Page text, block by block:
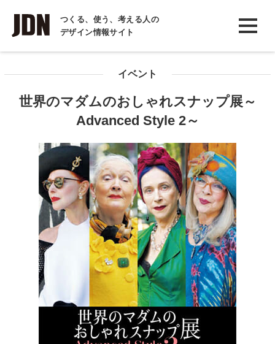
つくる、使う、考える人の
デザイン情報サイト
INTERVIEW
インタビュー
COLUMN
イベント
世界のマダムのおしゃれスナップ展～
Advanced Style 2～